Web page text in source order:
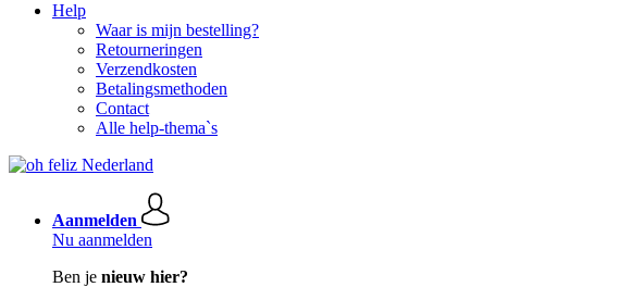
Help
Waar is mijn bestelling?
Retourneringen
Verzendkosten
Betalingsmethoden
Contact
Alle help-thema`s
Aanmelden
Nu aanmelden
Ben je nieuw hier?